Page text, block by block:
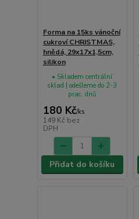
Forma na 15ks vánoční
cukroví CHRISTMAS,
hnědá, 29x17x1,5cm,
silikon
180 Kč/ks
149 Kč bez
DPH
• Skladem centrální
sklad | odešleme do 2-3
prac. dnů
Přidat do košíku